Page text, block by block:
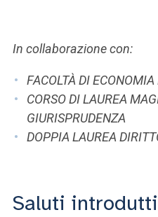
In collaborazione con:
FACOLTÀ DI
CORSO DI LAUREA
GIURISPRUDENZA
DOPPIA LAUREA
Saluti